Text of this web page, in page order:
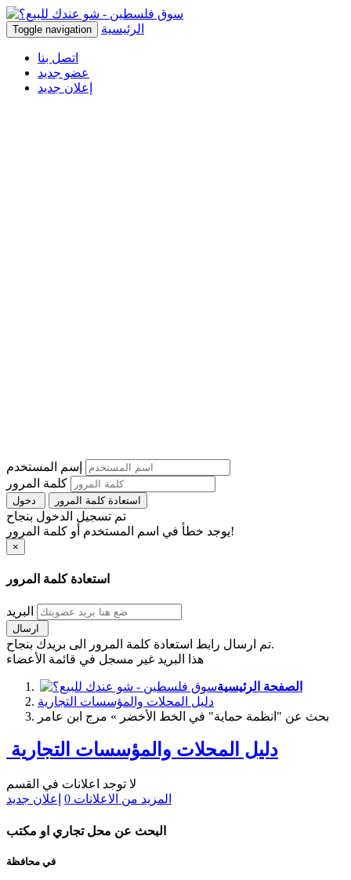
Toggle navigation الرئيسية
اتصل بنا
عضو جديد
إعلان جديد
إسم المستخدم
كلمة المرور
استعادة كلمة المرور
تم تسجيل الدخول بنجاح
يوجد خطأ في اسم المستخدم أو كلمة المرور!
×
استعادة كلمة المرور
البريد
تم ارسال رابط استعادة كلمة المرور الى بريدك بنجاح.
هذا البريد غير مسجل في قائمة الأعضاء
الصفحة الرئيسية
دليل المحلات والمؤسسات التجارية
بحث عن "انظمة حماية" في الخط الأخضر » مرج ابن عامر
دليل المحلات والمؤسسات التجارية
لا توجد اعلانات في القسم
المزيد من الاعلانات 0 إعلان جديد
البحث عن محل تجاري او مكتب
في محافظة